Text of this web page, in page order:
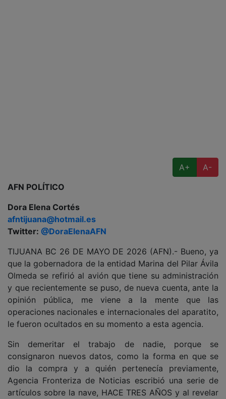
A+
A-
AFN POLÍTICO
Dora Elena Cortés
afntijuana@hotmail.es
Twitter: @DoraElenaAFN
TIJUANA BC 26 DE MAYO DE 2026 (AFN).- Bueno, ya
que la gobernadora de la entidad Marina del Pilar Ávila
Olmeda se refirió al avión que tiene su administración
y que recientemente se puso, de nueva cuenta, ante la
opinión pública, me viene a la mente que las
operaciones nacionales e internacionales del aparatito,
le fueron ocultados en su momento a esta agencia.
Sin demeritar el trabajo de nadie, porque se
consignaron nuevos datos, como la forma en que se
dio la compra y a quién pertenecía previamente,
Agencia Fronteriza de Noticias escribió una serie de
artículos sobre la nave, HACE TRES AÑOS y al revelar